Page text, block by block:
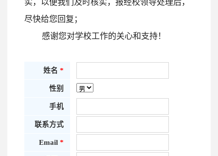
实，以便我们及时核实，报经校领导处理后，
尽快给您回复；
感谢您对学校工作的关心和支持！
姓名 *
性别
手机
联系方式
Email *